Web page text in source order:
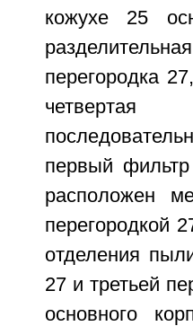
кожухе 25
перегородка
четвертая
первый
расположен
перегородкой
отделения
27 и третьей
основного